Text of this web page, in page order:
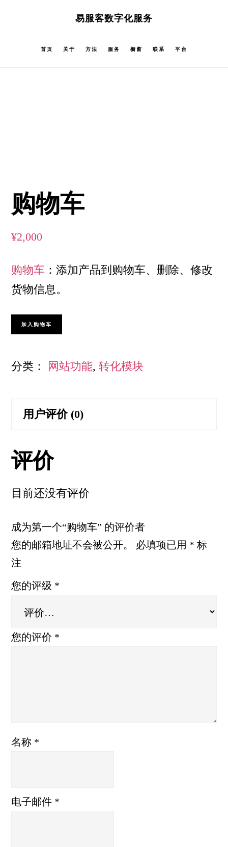
易服客数字化服务
首页 关于 方法 服务 橱窗 联系 平台
购物车
¥2,000
购物车 ：添加产品到购物车、删除、修改
货物信息。
购
车
加入购物车
分类： 网站功能,转化模块
用户评价 (0)
评价
目前还没有评价
成为第一个“购物车” 的评价者
您的邮箱地址不会被公开。
必填项已用 * 标
注
您的评级 *
您的评价 *
名称 *
电子邮件 *